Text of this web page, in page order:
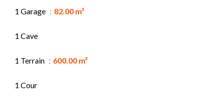
1 Garage 82.00 m²
1 Cave
1 Terrain 600.00 m²
1 Cour